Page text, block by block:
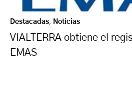
Destacadas, Noticias
VIALTERRA obtiene el
EMAS